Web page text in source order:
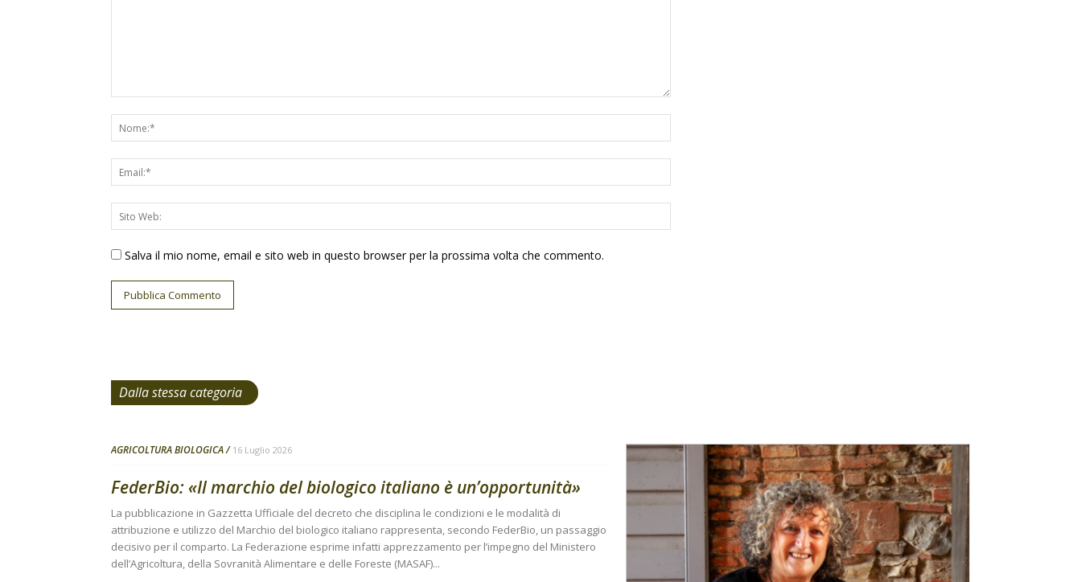
Salva il mio nome, email e sito web in questo browser per la prossima volta che commento.
Dalla stessa categoria
AGRICOLTURA BIOLOGICA 16 Luglio 2026
FederBio: «Il marchio del biologico italiano è un’opportunità»
La pubblicazione in Gazzetta Ufficiale del decreto che disciplina le condizioni e le modalità di
attribuzione e utilizzo del Marchio del biologico italiano rappresenta, secondo FederBio, un passaggio
decisivo per il comparto. La Federazione esprime infatti apprezzamento per l’impegno del Ministero
dell’Agricoltura, della Sovranità Alimentare e delle Foreste (MASAF)...